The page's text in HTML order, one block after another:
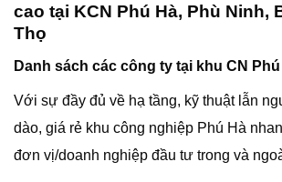
cao tại KCN Phú Hà, Phù Ninh,
Thọ
Danh sách các công ty tại khu CN Phú
Với sự đầy đủ về hạ tầng, kỹ thuật lẫn
dào, giá rẻ khu công nghiệp Phú Hà
đơn vị/doanh nghiệp đầu tư trong và